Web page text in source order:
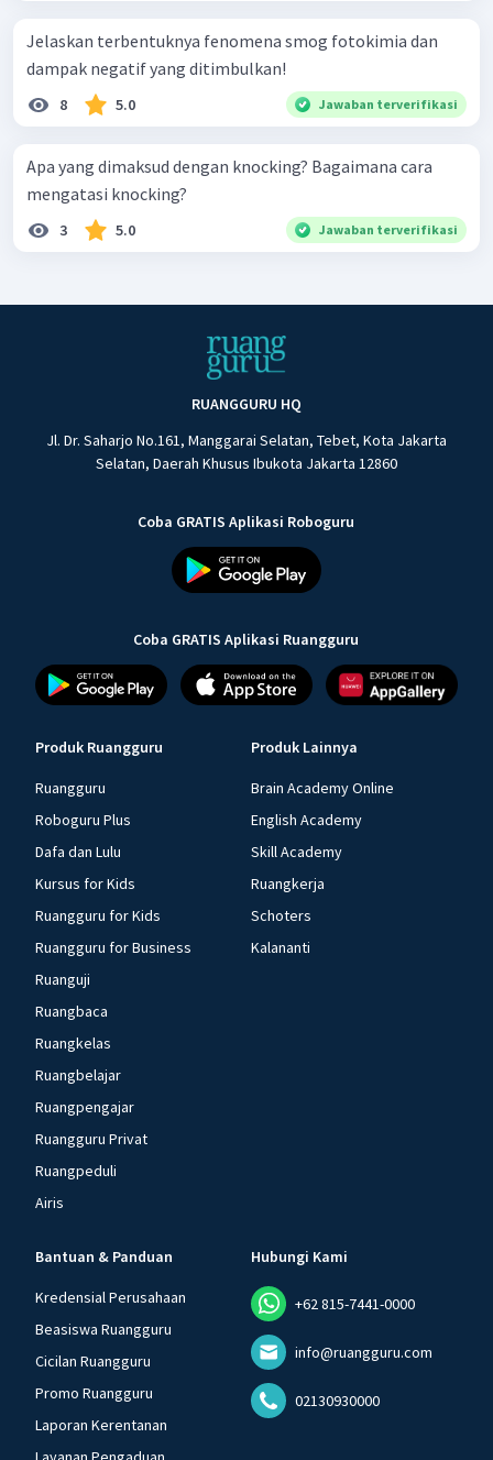
Jelaskan terbentuknya fenomena smog fotokimia dan
dampak negatif yang ditimbulkan!
8 5.0 Jawaban terverifikasi
Apa yang dimaksud dengan knocking? Bagaimana cara
mengatasi knocking?
3 5.0 Jawaban terverifikasi
RUANGGURU HQ
Jl. Dr. Saharjo No.161, Manggarai Selatan, Tebet, Kota Jakarta
Selatan, Daerah Khusus Ibukota Jakarta 12860
Coba GRATIS Aplikasi Roboguru
Coba GRATIS Aplikasi Ruangguru
Produk Ruangguru
Ruangguru
Roboguru Plus
Dafa dan Lulu
Kursus for Kids
Ruangguru for Kids
Ruangguru for Business
Ruanguji
Ruangbaca
Ruangkelas
Ruangbelajar
Ruangpengajar
Ruangguru Privat
Ruangpeduli
Airis
Produk Lainnya
Brain Academy Online
English Academy
Skill Academy
Ruangkerja
Schoters
Kalananti
Bantuan & Panduan
Kredensial Perusahaan
Beasiswa Ruangguru
Cicilan Ruangguru
Promo Ruangguru
Laporan Kerentanan
Hubungi Kami
+62 815-7441-0000
info@ruangguru.com
02130930000